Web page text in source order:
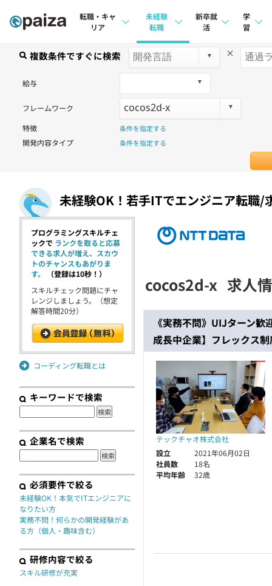
転職・キャ
リア
求人検索
転職成功ガイド
未経験
転職
求人検索
転職成功ガイド
新卒就
活
求人検索
本選考
インターン
イベント・セミナー
学
習
講座
リフ
プラン
契約
複数条件ですぐに検索 ×
給与
フレームワーク
特徴
条件を指定する
開発内容タイプ 条件を指定する
未経験OK！若手ITでエンジニア転職/
cocos2d-x 求人
《実務不問》UIJターン
成長中企業】フレックス
テックチャオ株式会社
設立
2021年06月02日
社員数
18名
平均年齢
32歳
プログラミングスキルチェ
ックで ランクを取ると応募
できる求人が増え、スカウ
トのチャンスもあがりま
す。
（登録は10秒！）
スキルチェック問題にチャ
レンジしましょう。（想定
解答時間20分）
コーディング転職とは
キーワードで検索
企業名で検索
必須要件で絞る
未経験OK！本気でITエンジニアに
なりたい方
実務不問！何らかの開発経験があ
る方（個人・趣味含む）
研修内容で絞る
スキル研修が充実